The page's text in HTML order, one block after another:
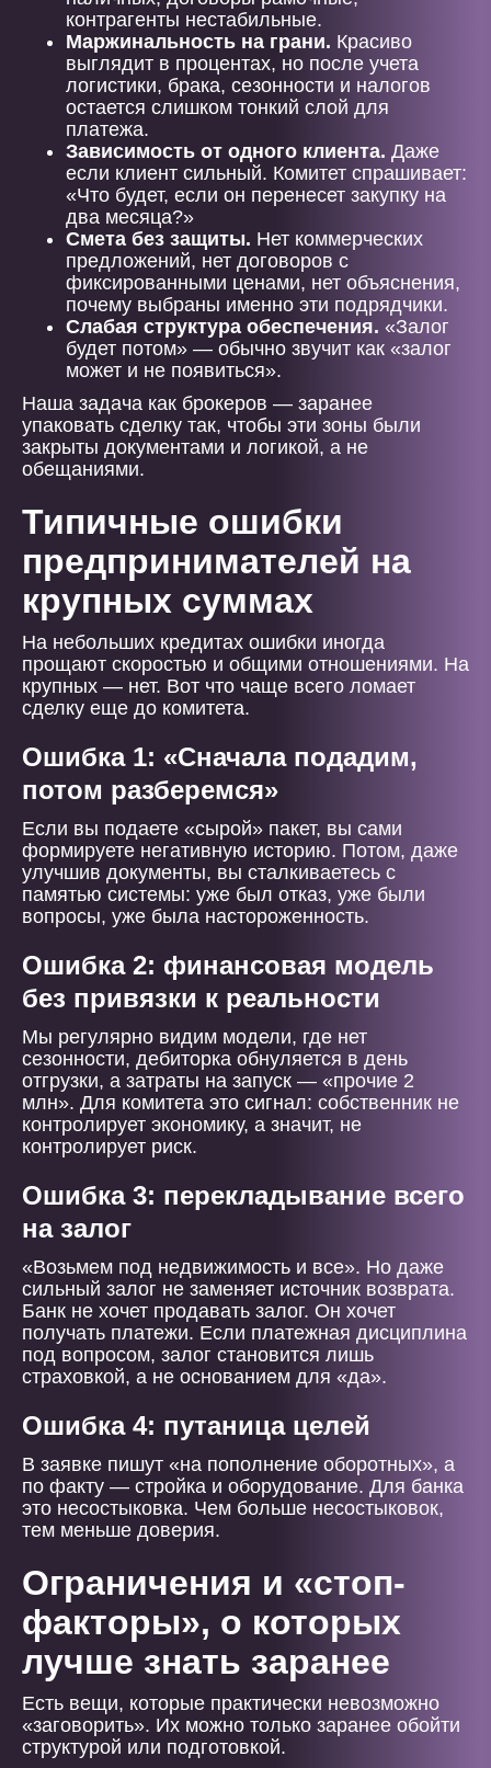
контрагенты нестабильные.
Маржинальность на грани. Красиво
выглядит в процентах, но после учета
логистики, брака, сезонности и налогов
остается слишком тонкий слой для
платежа.
Зависимость от одного клиента. Даже
если клиент сильный. Комитет спрашивает:
«Что будет, если он перенесет закупку на
два месяца?»
Смета без защиты. Нет коммерческих
предложений, нет договоров с
фиксированными ценами, нет объяснения,
почему выбраны именно эти подрядчики.
Слабая структура обеспечения. «Залог
будет потом» — обычно звучит как «залог
может и не появиться».
Наша задача как брокеров — заранее
упаковать сделку так, чтобы эти зоны были
закрыты документами и логикой, а не
обещаниями.
Типичные ошибки
предпринимателей на
крупных суммах
На небольших кредитах ошибки иногда
прощают скоростью и общими отношениями. На
крупных — нет. Вот что чаще всего ломает
сделку еще до комитета.
Ошибка 1: «Сначала подадим,
потом разберемся»
Если вы подаете «сырой» пакет, вы сами
формируете негативную историю. Потом, даже
улучшив документы, вы сталкиваетесь с
памятью системы: уже был отказ, уже были
вопросы, уже была настороженность.
Ошибка 2: финансовая модель
без привязки к реальности
Мы регулярно видим модели, где нет
сезонности, дебиторка обнуляется в день
отгрузки, а затраты на запуск — «прочие 2
млн». Для комитета это сигнал: собственник не
контролирует экономику, а значит, не
контролирует риск.
Ошибка 3: перекладывание всего
на залог
«Возьмем под недвижимость и все». Но даже
сильный залог не заменяет источник возврата.
Банк не хочет продавать залог. Он хочет
получать платежи. Если платежная дисциплина
под вопросом, залог становится лишь
страховкой, а не основанием для «да».
Ошибка 4: путаница целей
В заявке пишут «на пополнение оборотных», а
по факту — стройка и оборудование. Для банка
это несостыковка. Чем больше несостыковок,
тем меньше доверия.
Ограничения и «стоп-
факторы», о которых
лучше знать заранее
Есть вещи, которые практически невозможно
«заговорить». Их можно только заранее обойти
структурой или подготовкой.